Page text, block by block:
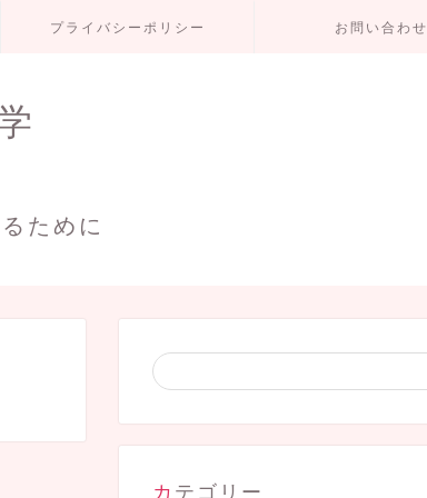
プライバシーポリシー お問い合わせ
ために
カテゴリー